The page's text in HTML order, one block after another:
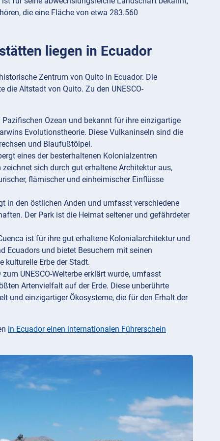
die eine Fläche von etwa 283.560
liegen in Ecuador
Zentrum von Quito in Ecuador. Die
Altstadt von Quito. Zu den UNESCO-
Ozean und bekannt für ihre einzigartige
Evolutionstheorie. Diese Vulkaninseln sind die
und Blaufußtölpel.
eines der besterhaltenen Kolonialzentren
sich durch gut erhaltene Architektur aus,
flämischer und einheimischer Einflüsse
in den östlichen Anden und umfasst verschiedene
Der Park ist die Heimat seltener und gefährdeter
ist für ihre gut erhaltene Kolonialarchitektur und
Ecuadors und bietet Besuchern mit seinen
kulturelle Erbe der Stadt.
UNESCO-Welterbe erklärt wurde, umfasst
Artenvielfalt auf der Erde. Diese unberührte
und einzigartiger Ökosysteme, die für den Erhalt der
in Ecuador einen internationalen Führerschein